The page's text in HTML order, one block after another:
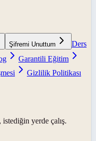
Şifremi Unuttum
Ders
Garantili Eğitim
Gizlilik Politikası
yerde çalış.